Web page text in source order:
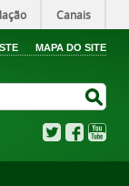
Canais
MAPA DO SITE
TwitterFacebook